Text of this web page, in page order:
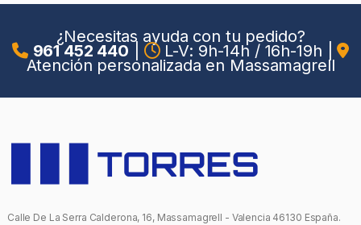
¿Necesitas ayuda con tu pedido?
961 452 440 L-V: 9h-14h / 16h-19h
Atención personalizada en Massamagrell
Calle De La Serra Calderona, 16, Massamagrell - Valencia 46130 España.